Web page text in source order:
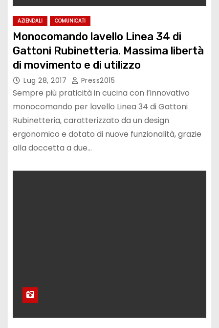
AZIENDALI COMUNICATI
Monocomando lavello Linea 34 di
Gattoni Rubinetteria. Massima libertà
di movimento e di utilizzo
Lug 28, 2017 Press2015
Sempre più praticità in cucina con l’innovativo
monocomando per lavello Linea 34 di Gattoni
Rubinetteria, caratterizzato da un design
ergonomico e dotato di nuove funzionalità, grazie
alla doccetta a due…